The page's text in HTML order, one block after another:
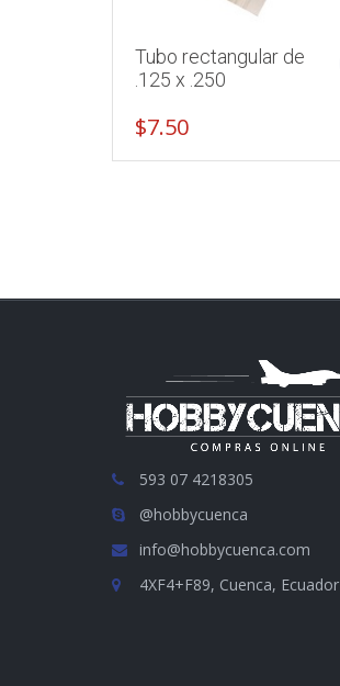
Tubo rectangular de
.125 x .250
$7.50
593 07 4218305
@hobbycuenca
info@hobbycuenca.com
4XF4+F89, Cuenca, Ecuador